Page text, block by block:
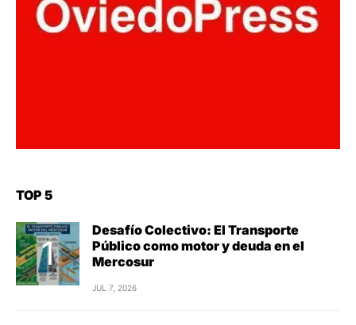
TOP 5
Desafío Colectivo: El Transporte
Público como motor y deuda en el
Mercosur
JUL 7, 2026